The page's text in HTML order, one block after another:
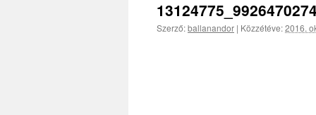
Szerző:ballanandor | Közzétéve:2016.